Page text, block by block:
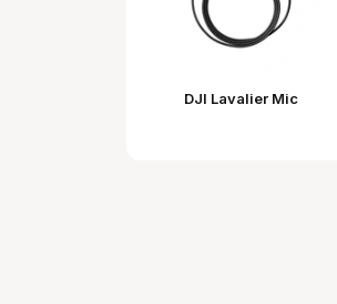
DJI Lavalier Mic